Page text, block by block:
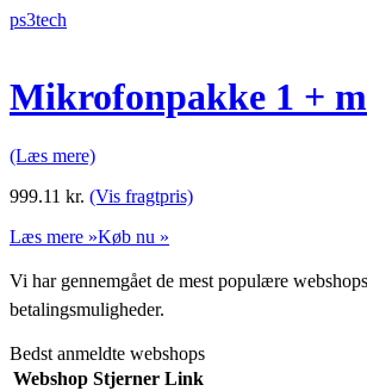
ps3tech
Mikrofonpakke 1 +
(Læs mere)
999.11 kr. (Vis fragtpris)
Læs mere »Køb nu »
Vi har gennemgået de mest populære
betalingsmuligheder.
Bedst anmeldte webshops
Webshop Stjerner Link